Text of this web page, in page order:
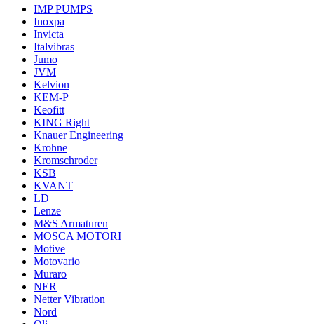
IMP PUMPS
Inoxpa
Invicta
Italvibras
Jumo
JVM
Kelvion
KEM-P
Keofitt
KING Right
Knauer Engineering
Krohne
Kromschroder
KSB
KVANT
LD
Lenze
M&S Armaturen
MOSCA MOTORI
Motive
Motovario
Muraro
NER
Netter Vibration
Nord